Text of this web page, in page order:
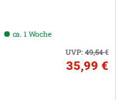
ca. 1 Woche
UVP:49,54€
35,99 €